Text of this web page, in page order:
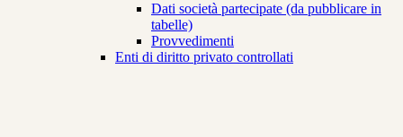
Dati società partecipate (da pubblicare in
tabelle)
Provvedimenti
Enti di diritto privato controllati